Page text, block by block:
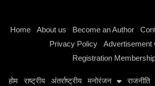
Home About us Become an Author
Privacy Policy
Advertisement
Registration
होम राष्ट्रीय अंतर्राष्ट्रीय मनोरंजन राजनीति